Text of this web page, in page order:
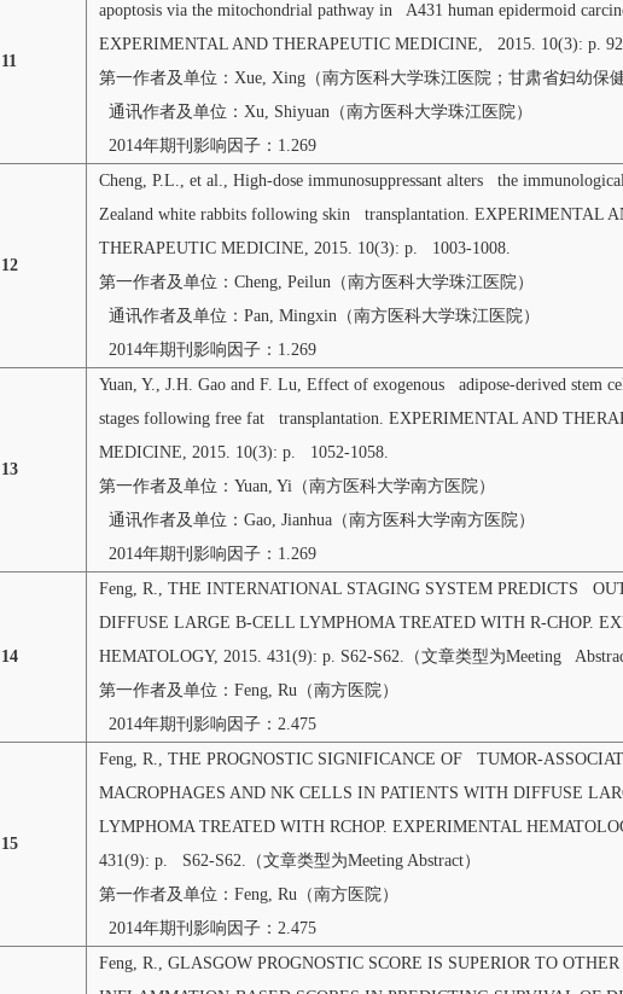
11
apoptosis via the mitochondrial pathway in A431 human epidermoid
EXPERIMENTAL AND THERAPEUTIC MEDICINE, 2015. 10(3): p.
第一作者及单位：Xue, Xing（南方医科大学珠江医院；甘肃省妇幼保健
通讯作者及单位：Xu, Shiyuan（南方医科大学珠江医院）
2014年期刊影响因子：1.269
12
Cheng, P.L., et al., High-dose immunosuppressant alters the
Zealand white rabbits following skin transplantation. EXPERIMENTAL
THERAPEUTIC MEDICINE, 2015. 10(3): p. 1003-1008.
第一作者及单位：Cheng, Peilun（南方医科大学珠江医院）
通讯作者及单位：Pan, Mingxin（南方医科大学珠江医院）
2014年期刊影响因子：1.269
13
Yuan, Y., J.H. Gao and F. Lu, Effect of exogenous adipose-derived stem
stages following free fat transplantation. EXPERIMENTAL AND
MEDICINE, 2015. 10(3): p. 1052-1058.
第一作者及单位：Yuan, Yi（南方医科大学南方医院）
通讯作者及单位：Gao, Jianhua（南方医科大学南方医院）
2014年期刊影响因子：1.269
14
Feng, R., THE INTERNATIONAL STAGING SYSTEM PREDICTS
DIFFUSE LARGE B-CELL LYMPHOMA TREATED WITH R-CHOP.
HEMATOLOGY, 2015. 431(9): p. S62-S62.（文章类型为Meeting
第一作者及单位：Feng, Ru（南方医院）
2014年期刊影响因子：2.475
15
Feng, R., THE PROGNOSTIC SIGNIFICANCE OF TUMOR-
MACROPHAGES AND NK CELLS IN PATIENTS WITH DIFFUSE
LYMPHOMA TREATED WITH RCHOP. EXPERIMENTAL
431(9): p. S62-S62.（文章类型为Meeting Abstract）
第一作者及单位：Feng, Ru（南方医院）
2014年期刊影响因子：2.475
Feng, R., GLASGOW PROGNOSTIC SCORE IS SUPERIOR TO OTHER